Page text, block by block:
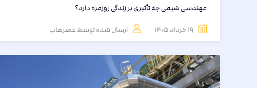
مهندسی شیمی چه تأثیری بر زندگی روزمره دارد؟
ارسال شده توسط عصرهاب